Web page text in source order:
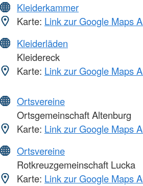
Kleiderkammer
Karte: Link zur Google Maps
Kleiderläden
Kleidereck
Karte: Link zur Google Maps
Ortsvereine
Ortsgemeinschaft Altenburg
Karte: Link zur Google Maps
Ortsvereine
Rotkreuzgemeinschaft Lucka
Karte: Link zur Google Maps